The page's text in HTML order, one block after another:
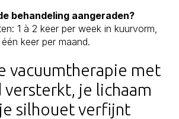
behandeling aangeraden?
1 à 2 keer per week in kuurvorm,
keer per maand.
vacuumtherapie met
versterkt, je lichaam
silhouet verfijnt